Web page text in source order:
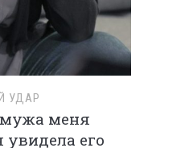
УДАР
меня
увидела его